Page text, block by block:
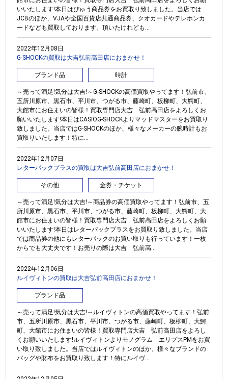
いいたします!本日はびゅう商品券をお買取り致しました。当店では
JCBのほか、VJAや全国百貨店共通商品券、クオカードやテレホンカ
ードなども買取しております。頂いたけれども...
2022年12月08日
G-SHOCKの買取は大吉弘前高田店におまかせ！
ブランド品 時計
～売って満足!気分は大吉!～G-SHOCKの高価買取やってます！弘前市、
五所川原市、黒石市、平川市、つがる市、藤崎町、板柳町、大鰐町、
大館市にお住まいの皆様！買取専門店大吉 弘前高田店をよろしくお
願いいたします!本日はCASIOG-SHOCKよりマッドマスターをお買取り
致しました。当店ではG-SHOCKのほか、様々なメーカーの腕時計もお
買取りいたします！特に...
2022年12月07日
レターパックプラスの買取は大吉弘前高田店におまかせ！
その他 金券・チケット
～売って満足!気分は大吉!～商品券の高価買取やってます！弘前市、五
所川原市、黒石市、平川市、つがる市、藤崎町、板柳町、大鰐町、大
館市にお住まいの皆様！買取専門店大吉 弘前高田店をよろしくお願
いいたします!本日はレターパックプラスをお買取り致しました。当店
では商品券の他にもレターパックのお買い取りも行っています！一枚
からでも大丈夫です！お売りの際は大吉 弘前高...
2022年12月06日
ルイヴィトンの買取は大吉弘前高田店におまかせ！
ブランド品
～売って満足!気分は大吉!～ルイヴィトンの高価買取やってます！弘前
市、五所川原市、黒石市、平川市、つがる市、藤崎町、板柳町、大鰐
町、大館市にお住まいの皆様！買取専門店大吉 弘前高田店をよろし
くお願いいたします!ルイヴィトンよりモノグラム エリプスPMをお買
い取り致しました。当店ではルイヴィトンのほか、様々なブランドの
バッグや財布をお買取り致します！特にルイヴ...